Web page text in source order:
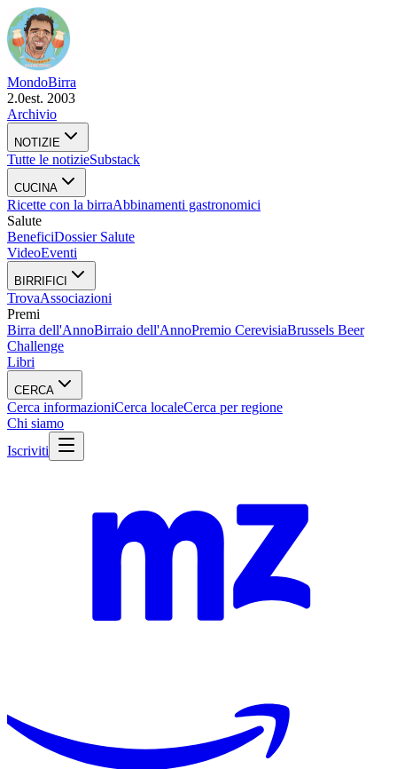
MondoBirra
2.0est. 2003
Archivio
NOTIZIE
Tutte le notizieSubstack
CUCINA
Ricette con la birraAbbinamenti gastronomici
Salute
BeneficiDossier Salute
VideoEventi
BIRRIFICI
TrovaAssociazioni
Premi
Birra dell'AnnoBirraio dell'AnnoPremio CerevisiaBrussels Beer
Challenge
Libri
CERCA
Cerca informazioniCerca localeCerca per regione
Chi siamo
Iscriviti